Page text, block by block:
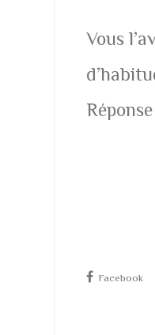
Vous
Facebook